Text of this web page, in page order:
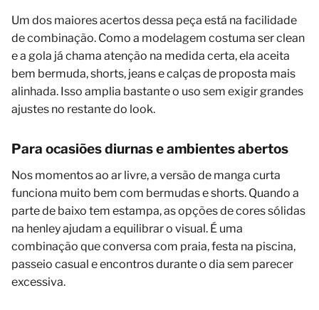
Um dos maiores acertos dessa peça está na facilidade
de combinação. Como a modelagem costuma ser clean
e a gola já chama atenção na medida certa, ela aceita
bem bermuda, shorts, jeans e calças de proposta mais
alinhada. Isso amplia bastante o uso sem exigir grandes
ajustes no restante do look.
Para ocasiões diurnas e ambientes abertos
Nos momentos ao ar livre, a versão de manga curta
funciona muito bem com bermudas e shorts. Quando a
parte de baixo tem estampa, as opções de cores sólidas
na henley ajudam a equilibrar o visual. É uma
combinação que conversa com praia, festa na piscina,
passeio casual e encontros durante o dia sem parecer
excessiva.